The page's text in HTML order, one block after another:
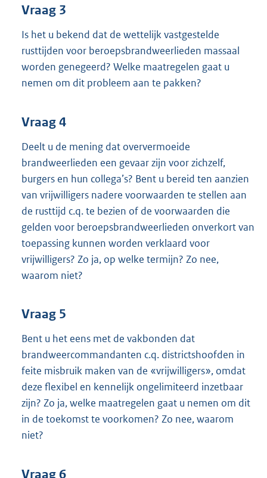
Vraag 3
Is het u bekend dat de wettelijk vastgestelde
rusttijden voor beroepsbrandweerlieden massaal
worden genegeerd? Welke maatregelen gaat u
nemen om dit probleem aan te pakken?
Vraag 4
Deelt u de mening dat oververmoeide
brandweerlieden een gevaar zijn voor zichzelf,
burgers en hun collega’s? Bent u bereid ten aanzien
van vrijwilligers nadere voorwaarden te stellen aan
de rusttijd c.q. te bezien of de voorwaarden die
gelden voor beroepsbrandweerlieden onverkort van
toepassing kunnen worden verklaard voor
vrijwilligers? Zo ja, op welke termijn? Zo nee,
waarom niet?
Vraag 5
Bent u het eens met de vakbonden dat
brandweercommandanten c.q. districtshoofden in
feite misbruik maken van de «vrijwilligers», omdat
deze flexibel en kennelijk ongelimiteerd inzetbaar
zijn? Zo ja, welke maatregelen gaat u nemen om dit
in de toekomst te voorkomen? Zo nee, waarom
niet?
Vraag 6